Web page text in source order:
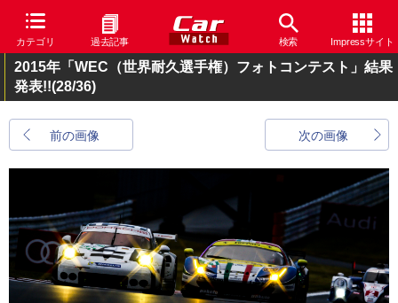
カテゴリ 過去記事 検索 Impressサイト
2015年「WEC（世界耐久選手権）フォトコンテスト」結果
発表!!(28/36)
前の画像 次の画像